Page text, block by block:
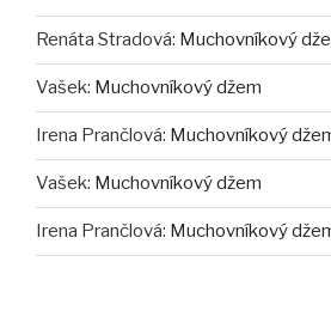
Renáta Stradová: Muchovníkový
Vašek: Muchovníkový džem
Irena Prančlová: Muchovníkový
Vašek: Muchovníkový džem
Irena Prančlová: Muchovníkový